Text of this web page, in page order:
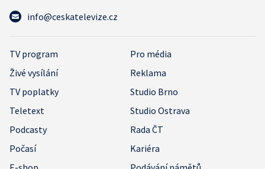
info@ceskatelevize.cz
TV program
Pro média
Živé vysílání
Reklama
TV poplatky
Studio Brno
Teletext
Studio Ostrava
Podcasty
Rada ČT
Počasí
Kariéra